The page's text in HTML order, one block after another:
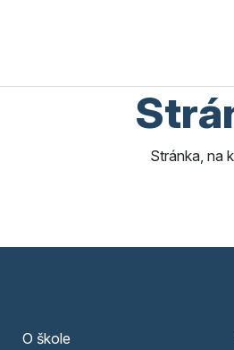
Stránka, na
O škole